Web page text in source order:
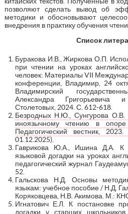
позволяют сделать вывод об
методики и обосновывают
внедрения в практику обучения
Список
Буракова И.В., Жиркова О.П.
при чтении на уроках
человек: Материалы VII
конференции, Владимир, 24
Владимирский
Александра Григорьевича
Столетовых, 2024. С. 612-618.
Безродных Н.Ю., Сунгурова О.В.
иноязычному чтению в
Педагогический вестник,
01.12.2025).
Гаврикова Ю.А., Ишина Д.А. К
языковой догадки на уроках
педагогический журнал
52.
Гальскова Н.Д. Основы
языкам: учебное пособие / Н.Д.
Коряковцева, Н.В. Акимова. М.:
Игнатович Е.Л. К постановке
догадки у старших